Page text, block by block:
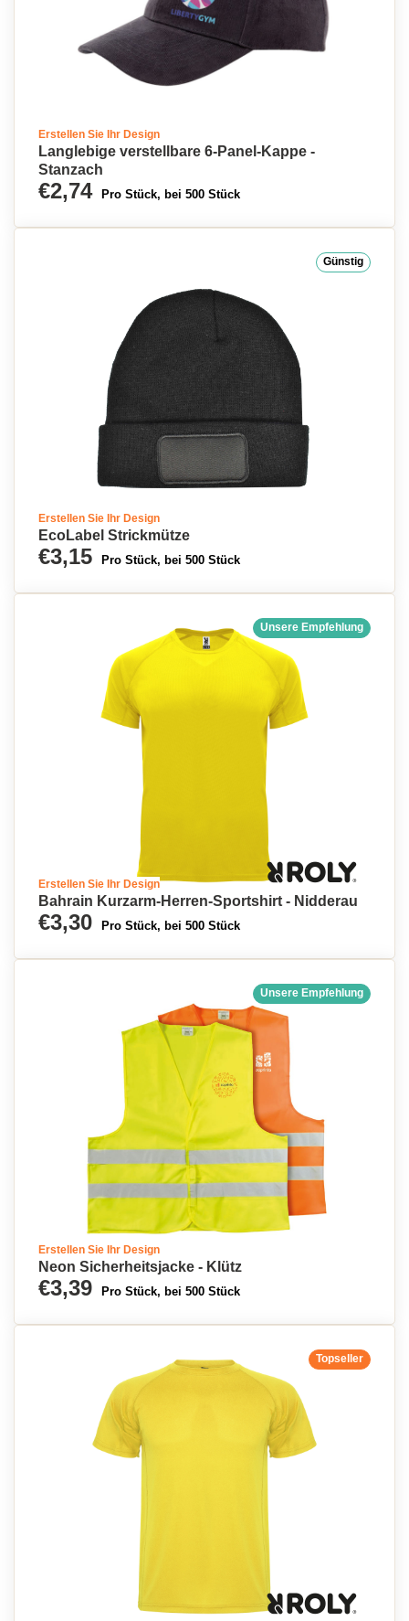
Erstellen Sie Ihr Design
Langlebige verstellbare 6-Panel-Kappe -
Stanzach
€2,74 Pro Stück, bei 500 Stück
Günstig
Erstellen Sie Ihr Design
EcoLabel Strickmütze
€3,15 Pro Stück, bei 500 Stück
Unsere Empfehlung
Erstellen Sie Ihr Design
Bahrain Kurzarm-Herren-Sportshirt - Nidderau
€3,30 Pro Stück, bei 500 Stück
Unsere Empfehlung
Erstellen Sie Ihr Design
Neon Sicherheitsjacke - Klütz
€3,39 Pro Stück, bei 500 Stück
Topseller